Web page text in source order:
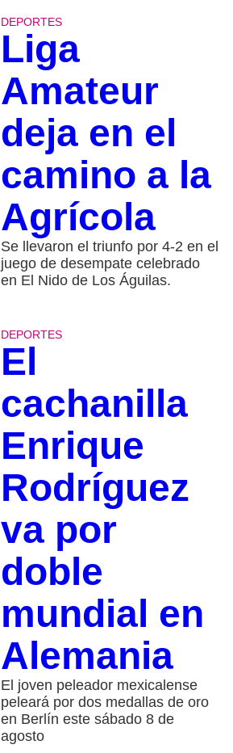
DEPORTES
Liga
Amateur
deja en el
camino a la
Agrícola
Se llevaron el triunfo por 4-2 en el
juego de desempate celebrado
en El Nido de Los Águilas.
DEPORTES
El
cachanilla
Enrique
Rodríguez
va por
doble
mundial en
Alemania
El joven peleador mexicalense
peleará por dos medallas de oro
en Berlín este sábado 8 de
agosto